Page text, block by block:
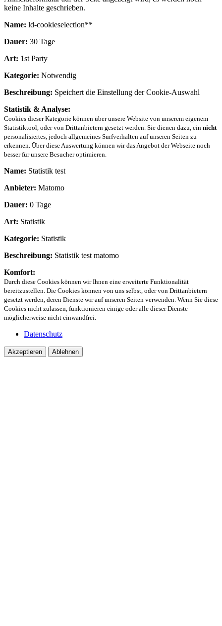
keine Inhalte geschrieben.
Name: ld-cookieselection**
Dauer: 30 Tage
Art: 1st Party
Kategorie: Notwendig
Beschreibung: Speichert die Einstellung der Cookie-Auswahl
Statistik & Analyse:
Cookies dieser Kategorie können über unsere Website von unserem eigenem
Statistiktool, oder von Drittanbietern gesetzt werden. Sie dienen dazu, ein nicht
personalisiertes, jedoch allgemeines Surfverhalten auf unseren Seiten zu
erkennen. Über diese Auswertung können wir das Angebot der Webseite noch
besser für unsere Besucher optimieren.
Name: Statistik test
Anbieter: Matomo
Dauer: 0 Tage
Art: Statistik
Kategorie: Statistik
Beschreibung: Statistik test matomo
Komfort:
Durch diese Cookies können wir Ihnen eine erweiterte Funktionalität
bereitzustellen. Die Cookies können von uns selbst, oder von Drittanbietern
gesetzt werden, deren Dienste wir auf unseren Seiten verwenden. Wenn Sie diese
Cookies nicht zulassen, funktionieren einige oder alle dieser Dienste
möglicherweise nicht einwandfrei.
Datenschutz
Akzeptieren Ablehnen